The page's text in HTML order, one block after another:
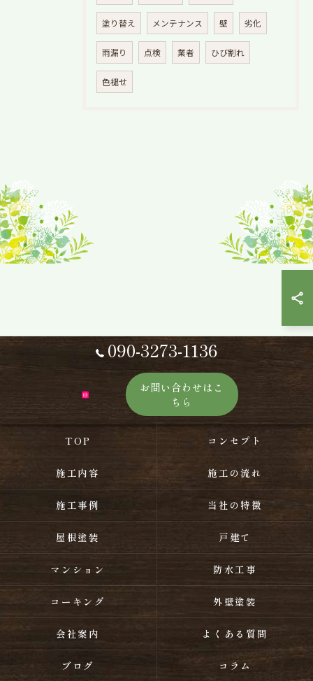
塗り替え メンテナンス 壁 劣化
雨漏り 点検 業者 ひび割れ
色褪せ
090-3273-1136
お問い合わせはこ
ちら
TOP コンセプト
施工内容 施工の流れ
施工事例 当社の特徴
屋根塗装 戸建て
マンション 防水工事
コーキング 外壁塗装
会社案内 よくある質問
ブログ コラム